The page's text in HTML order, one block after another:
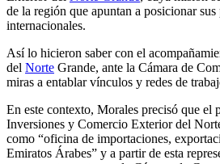
de la región que apuntan a posicionar
internacionales.
Así lo hicieron saber con el
del Norte Grande, ante la Cámara de
miras a entablar vínculos y redes de
En este contexto, Morales precisó que el
Inversiones y Comercio Exterior del
como “oficina de importaciones,
Emiratos Árabes” y a partir de esta